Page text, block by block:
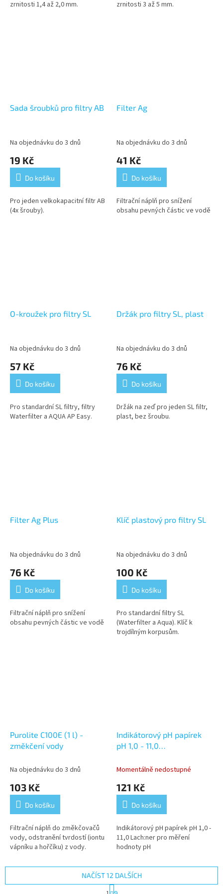
zrnitosti 1,4 až 2,0 mm.
zrnitosti 3 až 5 mm.
Sada šroubků pro filtry AB
Na objednávku do 3 dnů
19 Kč
Do košíku
Pro jeden velkokapacitní filtr AB
(4x šrouby).
Filter Ag
Na objednávku do 3 dnů
41 Kč
Do košíku
Filtrační náplň pro snížení
obsahu pevných částic ve vodě
O-kroužek pro filtry SL
Na objednávku do 3 dnů
57 Kč
Do košíku
Pro standardní SL filtry, filtry
Waterfilter a AQUA AP Easy.
Držák pro filtry SL, plast
Na objednávku do 3 dnů
76 Kč
Do košíku
Držák na zeď pro jeden SL filtr,
plast, bez šroubu.
Filter Ag Plus
Na objednávku do 3 dnů
76 Kč
Do košíku
Filtrační náplň pro snížení
obsahu pevných částic ve vodě
Klíč plastový pro filtry SL
Na objednávku do 3 dnů
100 Kč
Do košíku
Pro standardní filtry SL
(Waterfilter a Aqua). Klíč k
trojdílným korpusům.
Purolite C100E (1 l) -
změkčení vody
Na objednávku do 3 dnů
103 Kč
Do košíku
Filtrační náplň do změkčovačů
vody, odstranění tvrdostí (iontu
vápníku a hořčíku) z vody.
Indikátorový pH papírek
pH 1,0 - 11,0
Momentálně nedostupné
121 Kč
Do košíku
Indikátorový pH papírek pH 1,0 -
11,0 Lach:ner pro měření
hodnoty pH
NAČÍST 12 DALŠÍCH